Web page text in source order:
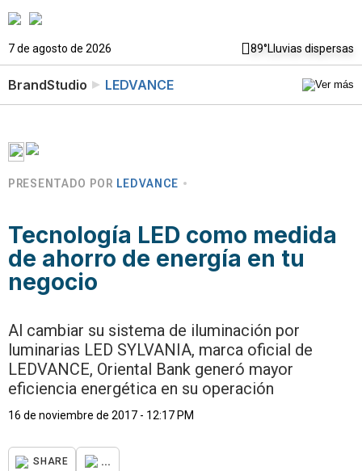
7 de agosto de 2026 89°Lluvias dispersas
BrandStudio LEDVANCE
PRESENTADO POR LEDVANCE
Tecnología LED como medida
de ahorro de energía en tu
negocio
Al cambiar su sistema de iluminación por
luminarias LED SYLVANIA, marca oficial de
LEDVANCE, Oriental Bank generó mayor
eficiencia energética en su operación
16 de noviembre de 2017 - 12:17 PM
SHARE ...